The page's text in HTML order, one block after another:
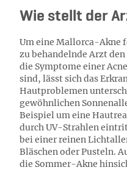
Wie stellt der
Um eine Mallorca-
zu behandelnde Arzt
die Symptome einer
sind, lässt sich das
Hautproblemen
gewöhnlichen
Beispiel um eine
durch UV-Strahlen
bei einer reinen
Bläschen oder Pusteln.
die Sommer-Akne